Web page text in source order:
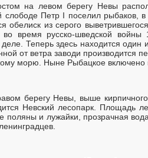
на левом берегу Невы
Петр I поселил рыбаков, в
обелиск из серого
во время русско-шведской
Теперь здесь находится
от ветра заводи производится
морю. Ныне Рыбацкое включено в
берегу Невы, выше
Невский лесопарк. Площадь
поляны и лужайки, прозрачная